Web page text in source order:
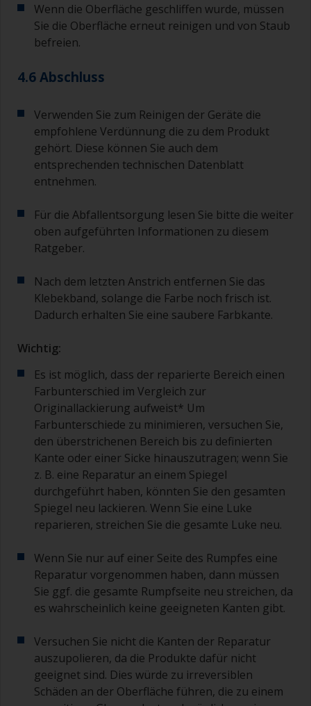
Wenn die Oberfläche geschliffen wurde, müssen
Sie die Oberfläche erneut reinigen und von Staub
befreien.
4.6 Abschluss
Verwenden Sie zum Reinigen der Geräte die
empfohlene Verdünnung die zu dem Produkt
gehört. Diese können Sie auch dem
entsprechenden technischen Datenblatt
entnehmen.
Für die Abfallentsorgung lesen Sie bitte die weiter
oben aufgeführten Informationen zu diesem
Ratgeber.
Nach dem letzten Anstrich entfernen Sie das
Klebekband, solange die Farbe noch frisch ist.
Dadurch erhalten Sie eine saubere Farbkante.
Wichtig:
Es ist möglich, dass der reparierte Bereich einen
Farbunterschied im Vergleich zur
Originallackierung aufweist* Um
Farbunterschiede zu minimieren, versuchen Sie,
den überstrichenen Bereich bis zu definierten
Kante oder einer Sicke hinauszutragen; wenn Sie
z. B. eine Reparatur an einem Spiegel
durchgeführt haben, könnten Sie den gesamten
Spiegel neu lackieren. Wenn Sie eine Luke
reparieren, streichen Sie die gesamte Luke neu.
Wenn Sie nur auf einer Seite des Rumpfes eine
Reparatur vorgenommen haben, dann müssen
Sie ggf. die gesamte Rumpfseite neu streichen, da
es wahrscheinlich keine geeigneten Kanten gibt.
Versuchen Sie nicht die Kanten der Reparatur
auszupolieren, da die Produkte dafür nicht
geeignet sind. Dies würde zu irreversiblen
Schäden an der Oberfläche führen, die zu einem